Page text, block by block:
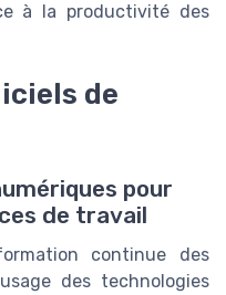
à la productivité des
de
pour
de travail
continue des
des technologies